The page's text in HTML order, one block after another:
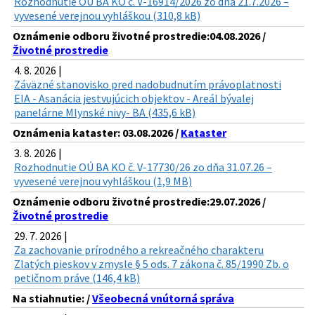
vyvesené verejnou vyhláškou (310,8 kB)
Oznámenie odboru životné prostredie:04.08.2026 /
Životné prostredie
4. 8. 2026 |
Záväzné stanovisko pred nadobudnutím právoplatnosti
EIA - Asanácia jestvujúcich objektov - Areál bývalej
panelárne Mlynské nivy- BA (435,6 kB)
Oznámenia kataster: 03.08.2026 / Kataster
3. 8. 2026 |
Rozhodnutie OÚ BA KO č. V-17730/26 zo dňa 31.07.26 –
vyvesené verejnou vyhláškou (1,9 MB)
Oznámenie odboru životné prostredie:29.07.2026 /
Životné prostredie
29. 7. 2026 |
Za zachovanie prírodného a rekreačného charakteru
Zlatých pieskov v zmysle § 5 ods. 7 zákona č. 85/1990 Zb. o
petičnom práve (146,4 kB)
Na stiahnutie: /Všeobecná vnútorná správa